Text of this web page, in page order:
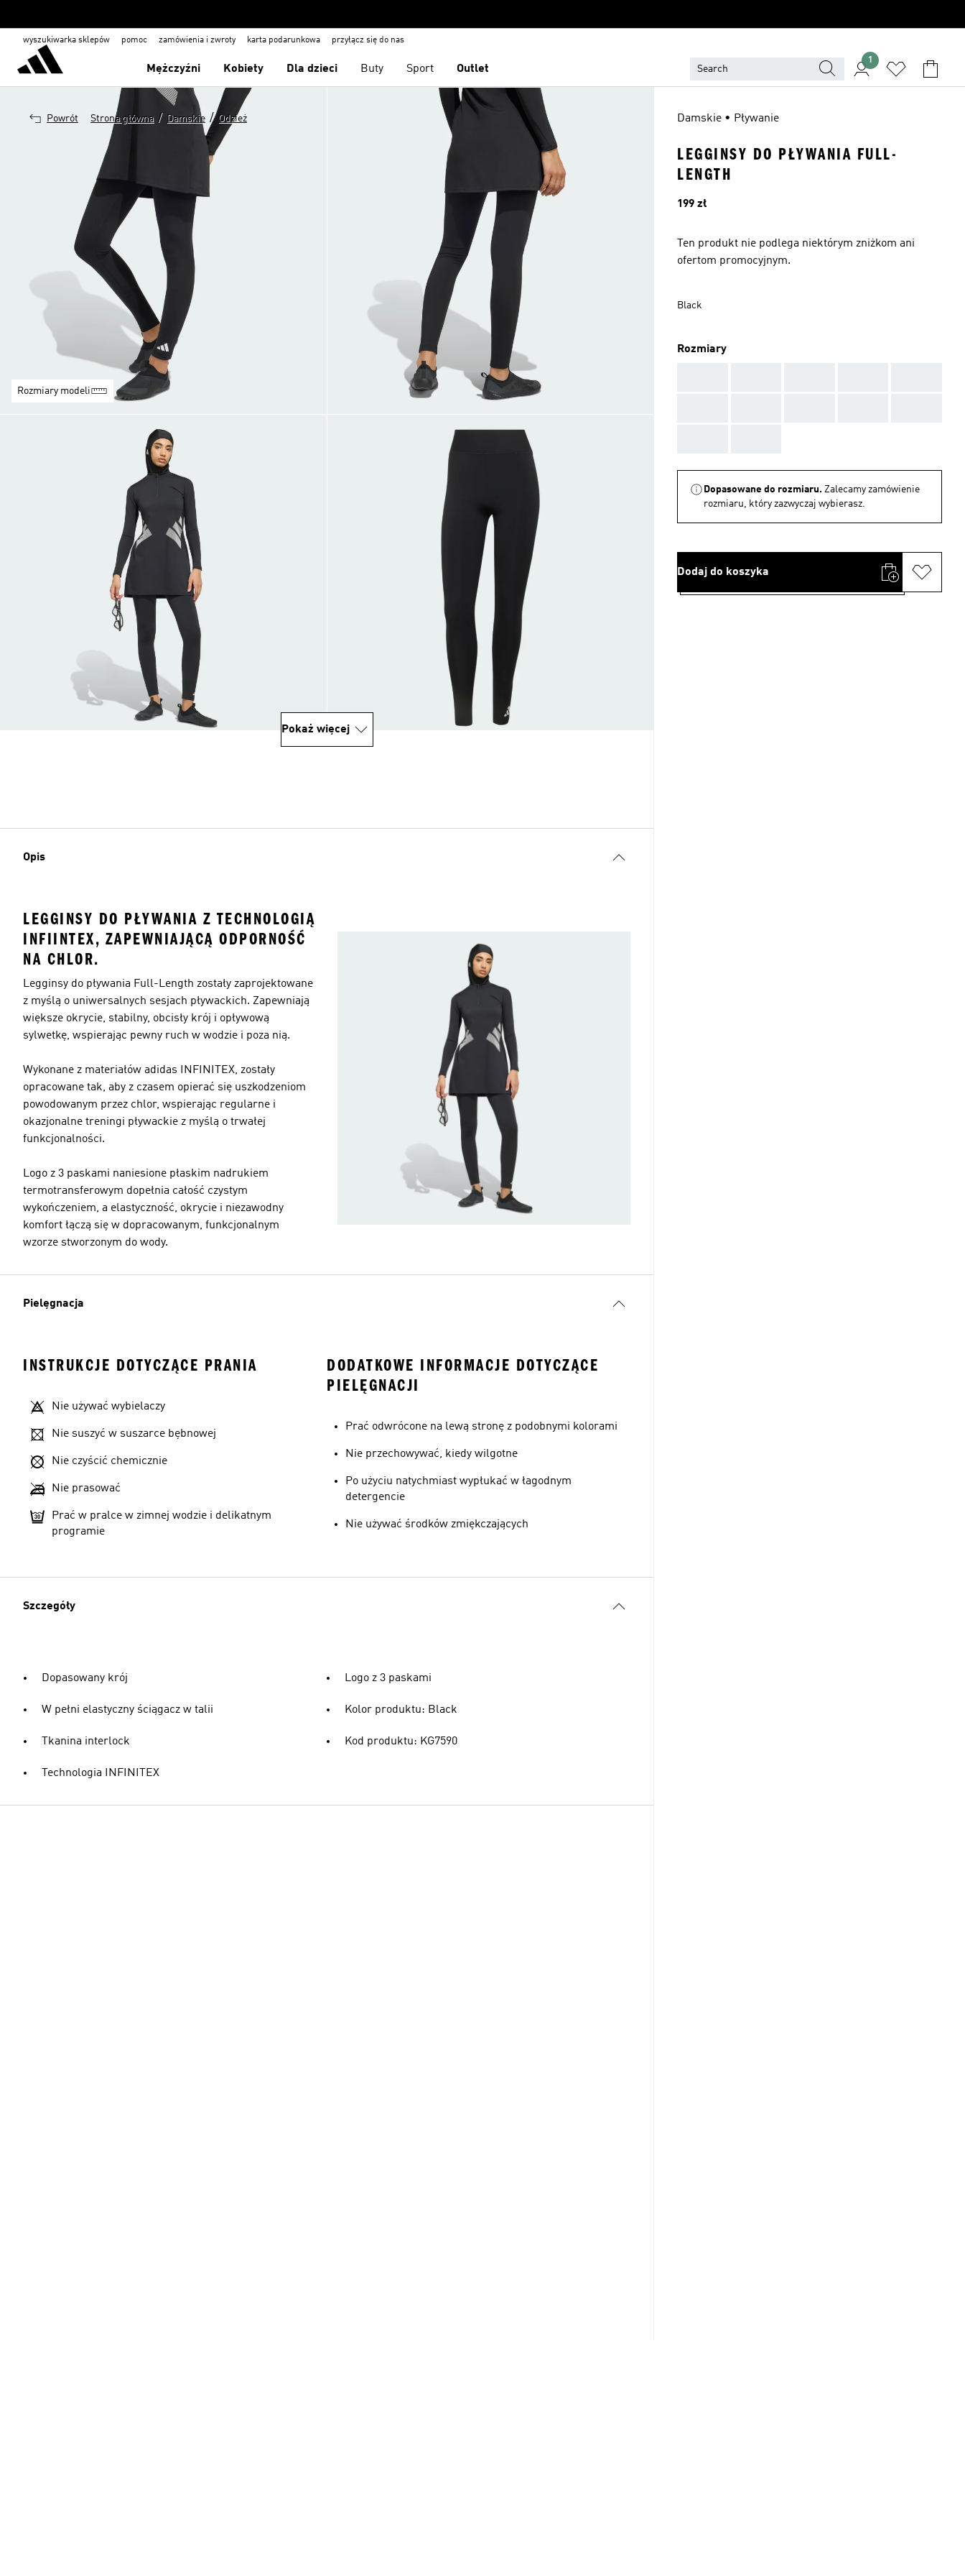
wyszukiwarka sklepów pomoc zamówienia i zwroty karta podarunkowa przyłącz się do nas
Mężczyźni Kobiety Dla dzieci Buty Sport Outlet
1
Powrót Strona główna / Damskie / Odzież
Rozmiary modeli
Pokaż więcej
Opis
LEGGINSY DO PŁYWANIA Z TECHNOLOGIĄ
INFIINTEX, ZAPEWNIAJĄCĄ ODPORNOŚĆ
NA CHLOR.
Legginsy do pływania Full-Length zostały zaprojektowane
z myślą o uniwersalnych sesjach pływackich. Zapewniają
większe okrycie, stabilny, obcisły krój i opływową
sylwetkę, wspierając pewny ruch w wodzie i poza nią.
Wykonane z materiałów adidas INFINITEX, zostały
opracowane tak, aby z czasem opierać się uszkodzeniom
powodowanym przez chlor, wspierając regularne i
okazjonalne treningi pływackie z myślą o trwałej
funkcjonalności.
Logo z 3 paskami naniesione płaskim nadrukiem
termotransferowym dopełnia całość czystym
wykończeniem, a elastyczność, okrycie i niezawodny
komfort łączą się w dopracowanym, funkcjonalnym
wzorze stworzonym do wody.
Pielęgnacja
INSTRUKCJE DOTYCZĄCE PRANIA
Nie używać wybielaczy
Nie suszyć w suszarce bębnowej
Nie czyścić chemicznie
Nie prasować
Prać w pralce w zimnej wodzie i delikatnym
programie
DODATKOWE INFORMACJE DOTYCZĄCE
PIELĘGNACJI
Prać odwrócone na lewą stronę z podobnymi kolorami
Nie przechowywać, kiedy wilgotne
Po użyciu natychmiast wypłukać w łagodnym
detergencie
Nie używać środków zmiękczających
Szczegóły
Dopasowany krój
W pełni elastyczny ściągacz w talii
Tkanina interlock
Technologia INFINITEX
Logo z 3 paskami
Kolor produktu: Black
Kod produktu: KG7590
Damskie • Pływanie
LEGGINSY DO PŁYWANIA FULL-
LENGTH
Cena
199 zł
Ten produkt nie podlega niektórym zniżkom ani
ofertom promocyjnym.
Black
Rozmiary
Dopasowane do rozmiaru. Zalecamy zamówienie
rozmiaru, który zazwyczaj wybierasz.
Dodaj do koszyka